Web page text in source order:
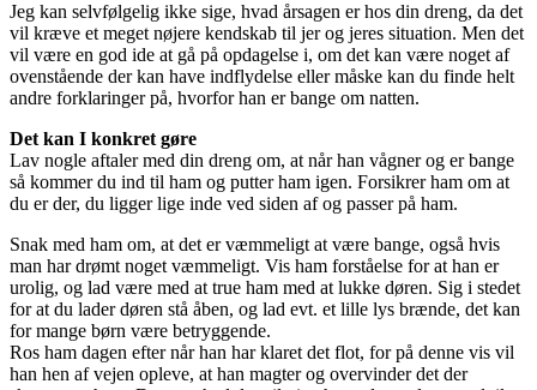
Jeg kan selvfølgelig ikke sige, hvad årsagen er hos din dreng, da det
vil kræve et meget nøjere kendskab til jer og jeres situation. Men det
vil være en god ide at gå på opdagelse i, om det kan være noget af
ovenstående der kan have indflydelse eller måske kan du finde helt
andre forklaringer på, hvorfor han er bange om natten.
Det kan I konkret gøre
Lav nogle aftaler med din dreng om, at når han vågner og er bange
så kommer du ind til ham og putter ham igen. Forsikrer ham om at
du er der, du ligger lige inde ved siden af og passer på ham.
Snak med ham om, at det er væmmeligt at være bange, også hvis
man har drømt noget væmmeligt. Vis ham forståelse for at han er
urolig, og lad være med at true ham med at lukke døren. Sig i stedet
for at du lader døren stå åben, og lad evt. et lille lys brænde, det kan
for mange børn være betryggende.
Ros ham dagen efter når han har klaret det flot, for på denne vis vil
han hen af vejen opleve, at han magter og overvinder det der